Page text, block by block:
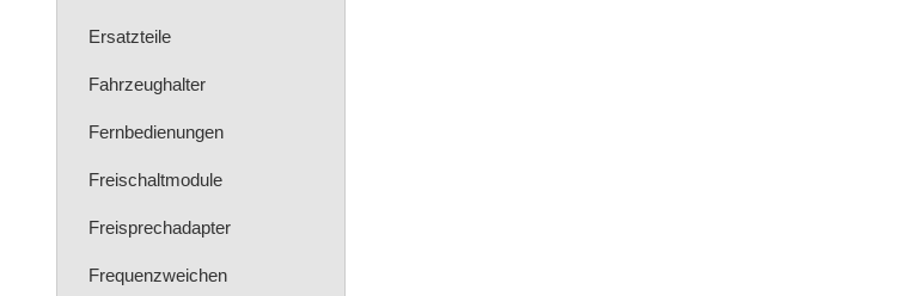
Ersatzteile
Fahrzeughalter
Fernbedienungen
Freischaltmodule
Freisprechadapter
Frequenzweichen